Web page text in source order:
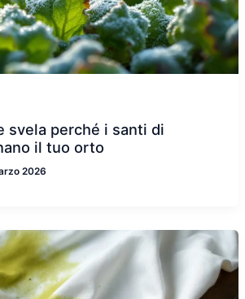
svela perché i santi di
il tuo orto
2026